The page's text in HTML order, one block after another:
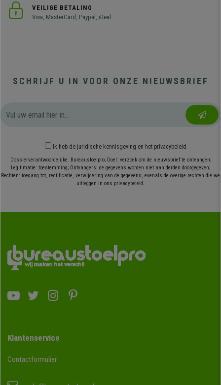
VEILIGE BETALING
Visa, MasterCard, Paypal, iDeal
SCHRIJF U IN VOOR ONZE NIEUWSBRIEF
Ik heb de juridische kennisgeving en het privacybeleid
Dossierverantwoordelijke: Bureaustoelpro; Doel: verzoek om de nieuwsbrief te ontvangen;
Legitimatie: toestemming; Ontvangers: de gegevens worden niet aan derden doorgegeven;
Rechten: toegang tot, rectificatie, verwijdering van de gegevens, evenals de overige rechten die we
uitleggen in ons privacybeleid.
Klantenservice
Contactformulier